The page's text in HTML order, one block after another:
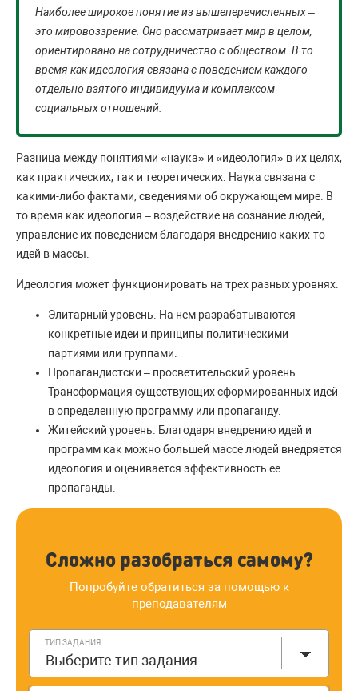
Наиболее широкое понятие из вышеперечисленных –
это мировоззрение. Оно рассматривает мир в целом,
ориентировано на сотрудничество с обществом. В то
время как идеология связана с поведением каждого
отдельно взятого индивидуума и комплексом
социальных отношений.
Разница между понятиями «наука» и «идеология» в их целях,
как практических, так и теоретических. Наука связана с
какими-либо фактами, сведениями об окружающем мире. В
то время как идеология – воздействие на сознание людей,
управление их поведением благодаря внедрению каких-то
идей в массы.
Идеология может функционировать на трех разных уровнях:
Элитарный уровень. На нем разрабатываются
конкретные идеи и принципы политическими
партиями или группами.
Пропагандистски – просветительский уровень.
Трансформация существующих сформированных идей
в определенную программу или пропаганду.
Житейский уровень. Благодаря внедрению идей и
программ как можно большей массе людей внедряется
идеология и оценивается эффективность ее
пропаганды.
Сложно разобраться самому?
Попробуйте обратиться за помощью к
преподавателям
ТИП ЗАДАНИЯ
Выберите тип задания